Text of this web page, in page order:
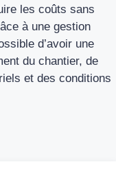
les coûts sans
à une gestion
d’avoir une
du chantier, de
et des conditions